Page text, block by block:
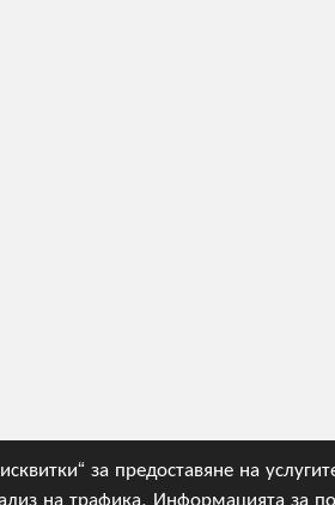
за предоставяне на
на трафика. Информацията за